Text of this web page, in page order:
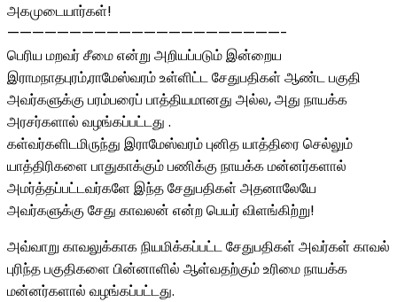
அகமுடையார்கள்!
——————————————————————-
பெரிய மறவர் சீமை என்று அறியப்படும் இன்றைய
இராமநாதபுரம்,ராமேஸ்வரம் உள்ளிட்ட சேதுபதிகள் ஆண்ட பகுதி
அவர்களுக்கு பரம்பரைப் பாத்தியமானது அல்ல, அது நாயக்க
அரசர்களால் வழங்கப்பட்டது .
கள்வர்களிடமிருந்து இராமேஸ்வரம் புனித யாத்திரை செல்லும்
யாத்திரிகளை பாதுகாக்கும் பணிக்கு நாயக்க மன்னர்களால்
அமர்த்தப்பட்டவர்களே இந்த சேதுபதிகள் அதனாலேயே
அவர்களுக்கு சேது காவலன் என்ற பெயர் விளங்கிற்று!
அவ்வாறு காவலுக்காக நியமிக்கப்பட்ட சேதுபதிகள் அவர்கள் காவல்
புரிந்த பகுதிகளை பின்னாளில் ஆள்வதற்கும் உரிமை நாயக்க
மன்னர்களால் வழங்கப்பட்டது.